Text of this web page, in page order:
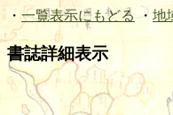
・ 一覧表示にもどる ・ 地
書誌詳細表示